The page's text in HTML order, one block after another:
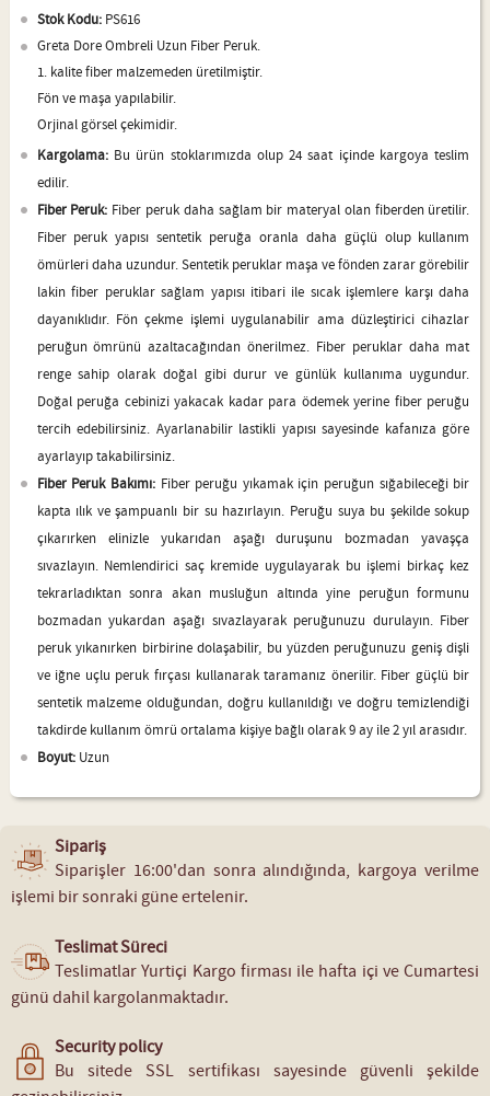
Stok Kodu:PS616
Greta Dore Ombreli Uzun Fiber Peruk.
1. kalite fiber malzemeden üretilmiştir.
Fön ve maşa yapılabilir.
Orjinal görsel çekimidir.
Kargolama: Bu ürün stoklarımızda olup 24 saat içinde kargoya teslim
edilir.
Fiber Peruk: Fiber peruk daha sağlam bir materyal olan fiberden üretilir.
Fiber peruk yapısı sentetik peruğa oranla daha güçlü olup kullanım
ömürleri daha uzundur. Sentetik peruklar maşa ve fönden zarar görebilir
lakin fiber peruklar sağlam yapısı itibari ile sıcak işlemlere karşı daha
dayanıklıdır. Fön çekme işlemi uygulanabilir ama düzleştirici cihazlar
peruğun ömrünü azaltacağından önerilmez. Fiber peruklar daha mat
renge sahip olarak doğal gibi durur ve günlük kullanıma uygundur.
Doğal peruğa cebinizi yakacak kadar para ödemek yerine fiber peruğu
tercih edebilirsiniz. Ayarlanabilir lastikli yapısı sayesinde kafanıza göre
ayarlayıp takabilirsiniz.
Fiber Peruk Bakımı: Fiber peruğu yıkamak için peruğun sığabileceği bir
kapta ılık ve şampuanlı bir su hazırlayın. Peruğu suya bu şekilde sokup
çıkarırken elinizle yukarıdan aşağı duruşunu bozmadan yavaşça
sıvazlayın. Nemlendirici saç kremide uygulayarak bu işlemi birkaç kez
tekrarladıktan sonra akan musluğun altında yine peruğun formunu
bozmadan yukardan aşağı sıvazlayarak peruğunuzu durulayın. Fiber
peruk yıkanırken birbirine dolaşabilir, bu yüzden peruğunuzu geniş dişli
ve iğne uçlu peruk fırçası kullanarak taramanız önerilir. Fiber güçlü bir
sentetik malzeme olduğundan, doğru kullanıldığı ve doğru temizlendiği
takdirde kullanım ömrü ortalama kişiye bağlı olarak 9 ay ile 2 yıl arasıdır.
Boyut: Uzun
Sipariş
Siparişler 16:00'dan sonra alındığında, kargoya verilme
işlemi bir sonraki güne ertelenir.
Teslimat Süreci
Teslimatlar Yurtiçi Kargo firması ile hafta içi ve Cumartesi
günü dahil kargolanmaktadır.
Security policy
Bu sitede SSL sertifikası sayesinde güvenli şekilde